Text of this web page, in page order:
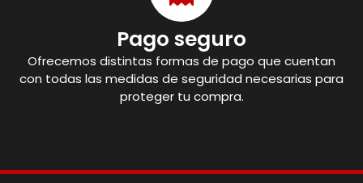
Pago seguro
Ofrecemos distintas formas de pago que cuentan
con todas las medidas de seguridad necesarias para
proteger tu compra.